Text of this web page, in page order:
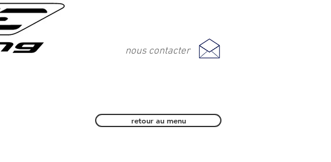
nous contacter
retour au menu